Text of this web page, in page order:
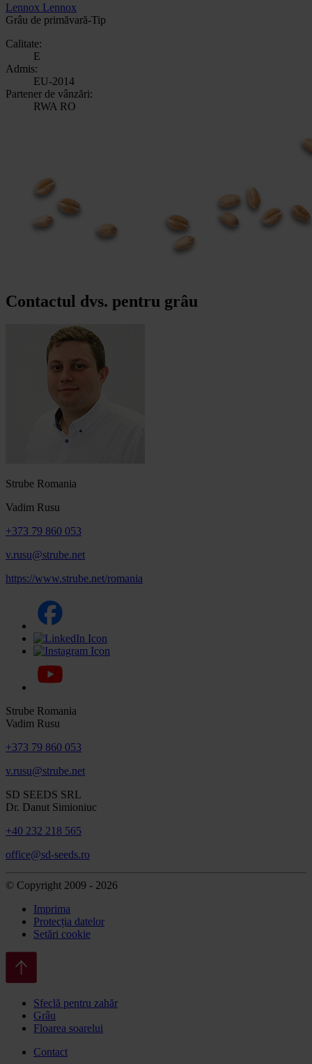
Lennox Lennox
Grâu de primăvară-Tip
Calitate:
E
Admis:
EU-2014
Partener de vânzări:
RWA RO
Contactul dvs. pentru grâu
Strube Romania
Vadim Rusu
+373 79 860 053
v.rusu@strube.net
https://www.strube.net/romania
Strube Romania
Vadim Rusu
+373 79 860 053
v.rusu@strube.net
SD SEEDS SRL
Dr. Danut Simioniuc
+40 232 218 565
office@sd-seeds.ro
© Copyright 2009 - 2026
Imprima
Protecția datelor
Setări cookie
Sfeclă pentru zahăr
Grâu
Floarea soarelui
Contact